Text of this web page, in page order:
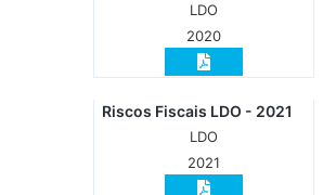
LDO
2020
Riscos Fiscais LDO - 2021
LDO
2021